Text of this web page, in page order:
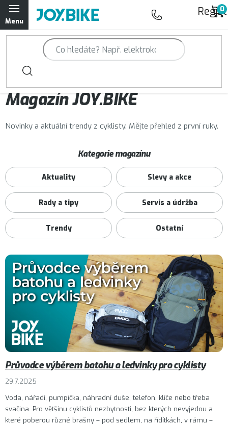
Přejít
na
obsah
Trailová kola Qayron
Horská kola Qayron
Dámská horská kola Qayron
Předváděcí kola Qayron
Doplňky a oblečení Qayron
Servisní a výdejní místa
Magazín JOY.BIKE
Magazín JOY.BIKE
Novinky a aktuální trendy z cyklisty. Mějte přehled z první ruky.
ý
p
i
s
č
á
Kategorie magazínu
Aktuality Slevy a akce
Rady a tipy Servis a údržba
Trendy Ostatní
Průvodce výběrem batohu a ledvinky pro cyklisty
29.7.2025
Voda, nářadí, pumpička, náhradní duše, telefon, klíče nebo třeba
svačina. Pro většinu cyklistů nezbytnosti, bez kterých nevyjedou a
které poberou různé brašny – pod sedlem, na řídítkách, v rámu –